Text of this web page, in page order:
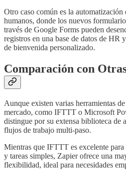
Otro caso común es la automatización
humanos, donde los nuevos
través de Google Forms pueden
registros en una base de datos de HR
de bienvenida personalizado.
Comparación con
Aunque existen varias herramientas
mercado, como IFTTT o Microsoft
distingue por su extensa biblioteca de
flujos de trabajo multi-paso.
Mientras que IFTTT es excelente para
y tareas simples, Zapier ofrece una
flexibilidad, ideal para necesidades